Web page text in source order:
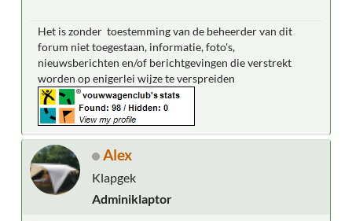
Het is zonder toestemming van de beheerder van dit
forum niet toegestaan, informatie, foto's,
nieuwsberichten en/of berichtgevingen die verstrekt
worden op enigerlei wijze te verspreiden
Alex
Klapgek
Adminiklaptor